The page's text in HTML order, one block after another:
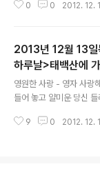
rch.daum.net/
ot&m=&q=.. [만삼 사
w=tot&q=만삼 사.
um.net/search?
0 0 2012. 12.
2013년 12월 13일
하루날>태백산에
영원한 사랑 - 영자 사랑
들어 놓고 얄미운 당신
당신이 당신이 내 가슴 뜨
9 0 2012. 12.